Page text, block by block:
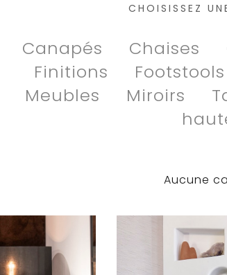
CHOISISSEZ
Canapés Chaises
Finitions
Footstools
Meubles
Miroirs
Aucune